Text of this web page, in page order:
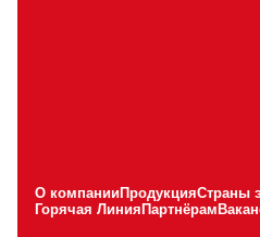
О компанииПродукцияСтраны
Горячая ЛинияПартнёрам